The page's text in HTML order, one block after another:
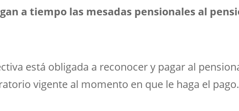
a tiempo las mesadas pensionales al
está obligada a reconocer y pagar al
vigente al momento en que le haga el pago.